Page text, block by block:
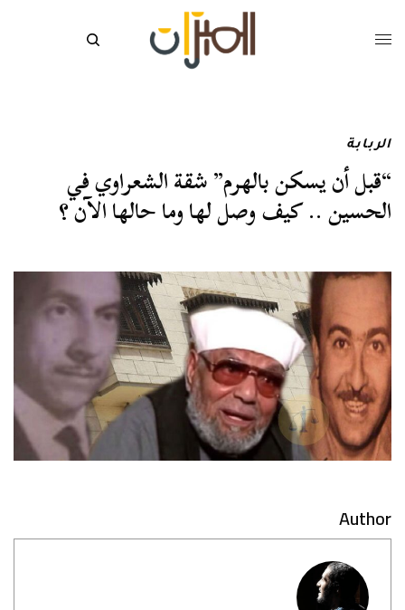
الربابة
“قبل أن يسكن بالهرم” شقة الشعراوي في
الحسين .. كيف وصل لها وما حالها الآن ؟
Author